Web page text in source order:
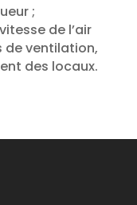
;
de l’air
de ventilation,
des locaux.